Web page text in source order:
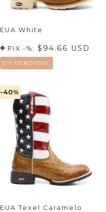
EUA White
PIX -%: $94.66 USD
319 VENDIDOS.
-40%
EUA Texel Caramelo